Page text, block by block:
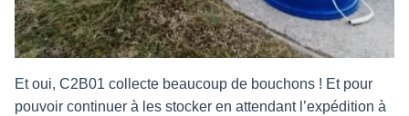
Et oui, C2B01 collecte beaucoup de bouchons ! Et pour
pouvoir continuer à les stocker en attendant l’expédition à